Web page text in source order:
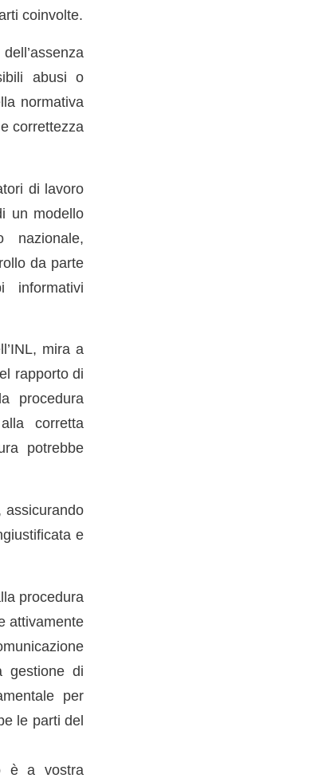
coinvolte.
abusi o
normativa
correttezza
di lavoro
un modello
nazionale,
da parte
informativi
mira a
rapporto di
procedura
corretta
potrebbe
assicurando
e
procedura
attivamente
gestione di
per
le parti del
è a vostra